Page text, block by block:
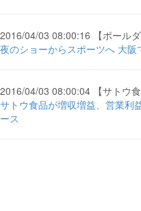
2016/04/03 08:00:16 【ポールダ
夜のショーからスポーツへ 大
2016/04/03 08:00:04 【サトウ食
サトウ食品が増収増益、営業利
ース